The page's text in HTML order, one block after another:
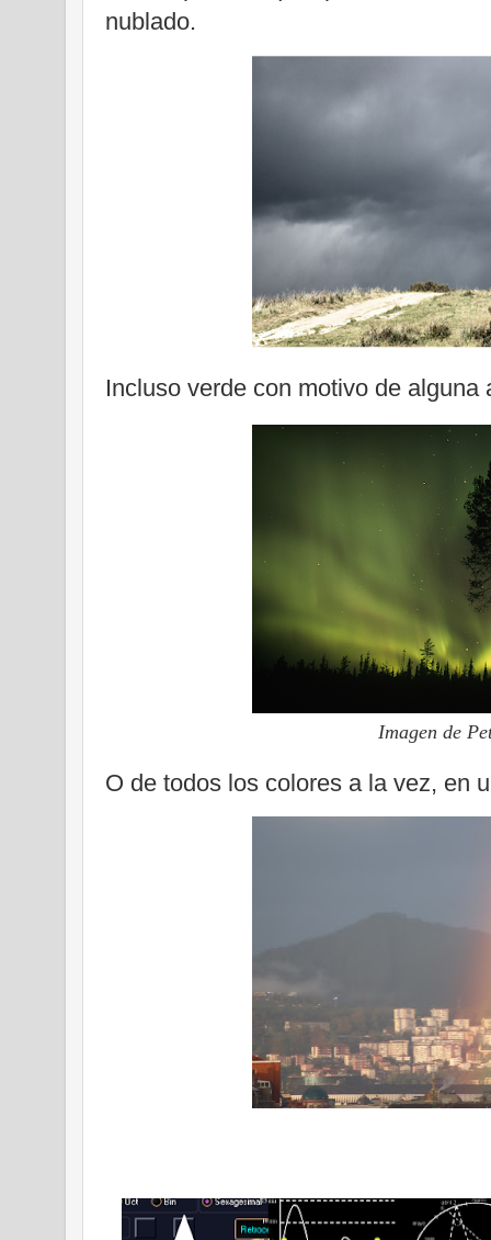
nublado.
Incluso verde con motivo de alguna
Imagen de
O de todos los colores a la vez, en